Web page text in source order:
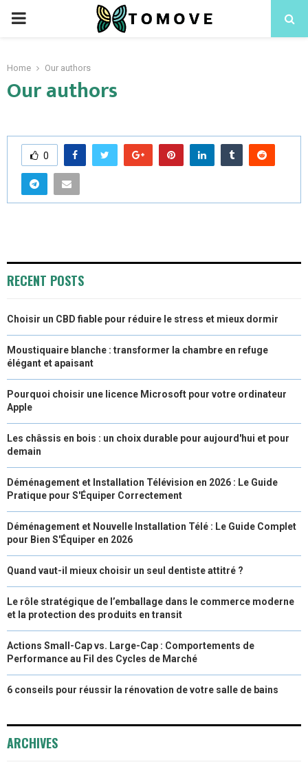
PRIMARY
Home Our authors
Our authors
0
RECENT POSTS
Choisir un CBD fiable pour réduire le stress et mieux dormir
Moustiquaire blanche : transformer la chambre en refuge
élégant et apaisant
Pourquoi choisir une licence Microsoft pour votre ordinateur
Apple
Les châssis en bois : un choix durable pour aujourd'hui et pour
demain
Déménagement et Installation Télévision en 2026 : Le Guide
Pratique pour S'Équiper Correctement
Déménagement et Nouvelle Installation Télé : Le Guide Complet
pour Bien S'Équiper en 2026
Quand vaut-il mieux choisir un seul dentiste attitré ?
Le rôle stratégique de l’emballage dans le commerce moderne
et la protection des produits en transit
Actions Small-Cap vs. Large-Cap : Comportements de
Performance au Fil des Cycles de Marché
6 conseils pour réussir la rénovation de votre salle de bains
ARCHIVES